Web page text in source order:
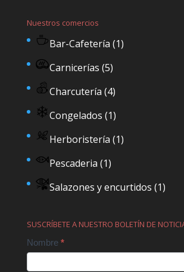
Nuestros comercios
Bar-Cafetería (1)
Carnicerías (5)
Charcutería (4)
Congelados (1)
Herboristería (1)
Pescaderia (1)
Salazones y encurtidos (1)
SUSCRÍBETE A NUESTRO BOLETÍN DE
Contact
Nombre *